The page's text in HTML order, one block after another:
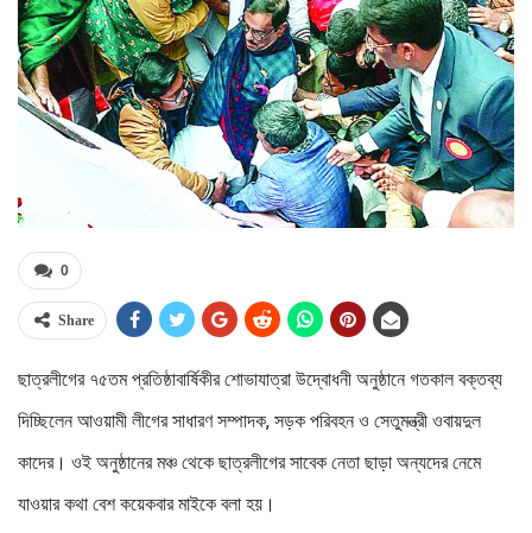
0
Share
ছাত্রলীগের ৭৫তম প্রতিষ্ঠাবার্ষিকীর শোভাযাত্রা উদ্বোধনী অনুষ্ঠানে গতকাল বক্তব্য
দিচ্ছিলেন আওয়ামী লীগের সাধারণ সম্পাদক, সড়ক পরিবহন ও সেতুমন্ত্রী ওবায়দুল
কাদের। ওই অনুষ্ঠানের মঞ্চ থেকে ছাত্রলীগের সাবেক নেতা ছাড়া অন্যদের নেমে
যাওয়ার কথা বেশ কয়েকবার মাইকে বলা হয়।